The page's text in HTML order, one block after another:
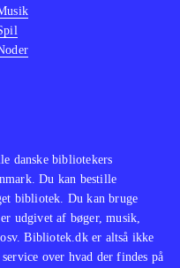
danske bibliotekers
Du kan bestille
bibliotek. Du kan bruge
udgivet af bøger, musik,
Bibliotek.dk er altså ikke
over hvad der findes på